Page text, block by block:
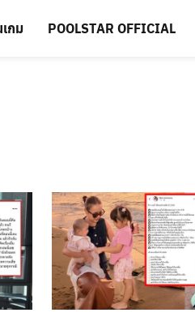
เกม POOLSTAR OFFICIAL